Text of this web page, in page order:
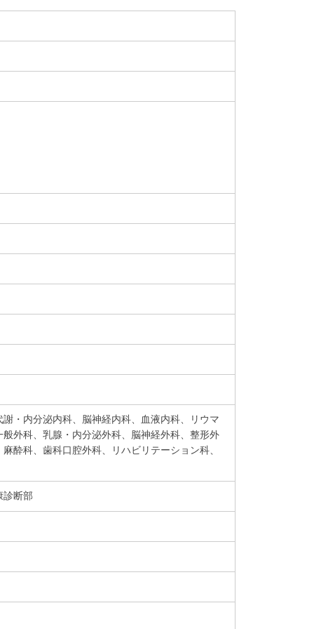
・内分泌内科、脳神経内科、血液内科、リウマ
外科、乳腺・内分泌外科、脳神経外科、整形外
酔科、歯科口腔外科、リハビリテーション科、
診断部